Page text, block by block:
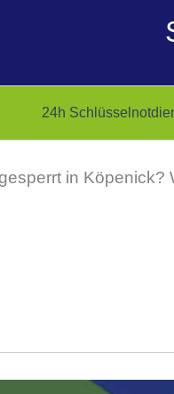
24h
in Köpenick?